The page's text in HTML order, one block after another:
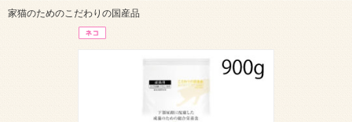
家猫のためのこだわりの国産品